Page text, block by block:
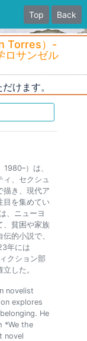
Top Back
Torres）-
ロサンゼル
けます。
）は、
、セクシュ
描き、現代ア
目を集めてい
、ニューヨ
、貧困や家族
的小説で、
年には
クション部
した。
novelist
explores
He
*We the
novel